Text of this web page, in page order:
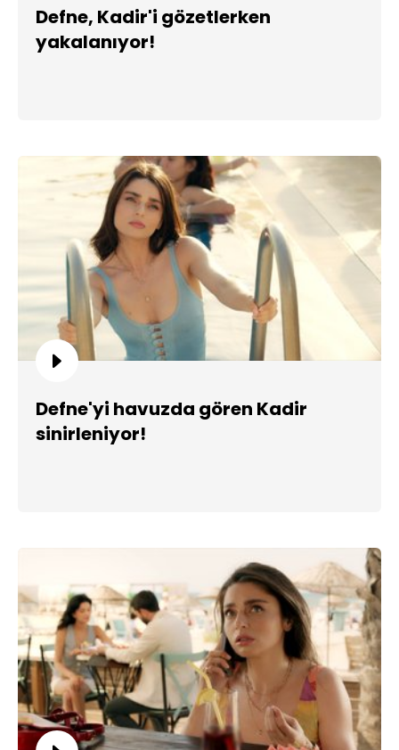
Defne, Kadir'i gözetlerken
yakalanıyor!
Defne'yi havuzda gören Kadir
sinirleniyor!